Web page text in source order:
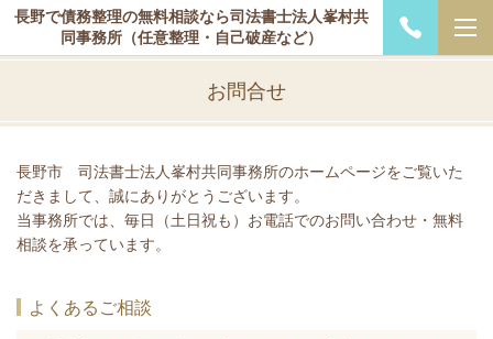
長野で債務整理の無料相談なら司法書士法人峯村共
同事務所（任意整理・自己破産など）
お問合せ
長野市 司法書士法人峯村共同事務所のホームページをご覧いた
だきまして、誠にありがとうございます。
当事務所では、毎日（土日祝も）お電話でのお問い合わせ・無料
相談を承っています。
よくあるご相談